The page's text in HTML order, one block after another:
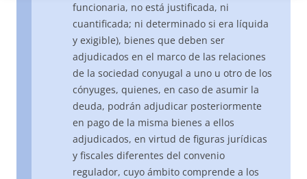
funcionaria, no está justificada, ni
cuantificada; ni determinado si era líquida
y exigible), bienes que deben ser
adjudicados en el marco de las relaciones
de la sociedad conyugal a uno u otro de los
cónyuges, quienes, en caso de asumir la
deuda, podrán adjudicar posteriormente
en pago de la misma bienes a ellos
adjudicados, en virtud de figuras jurídicas
y fiscales diferentes del convenio
regulador, cuyo ámbito comprende a los